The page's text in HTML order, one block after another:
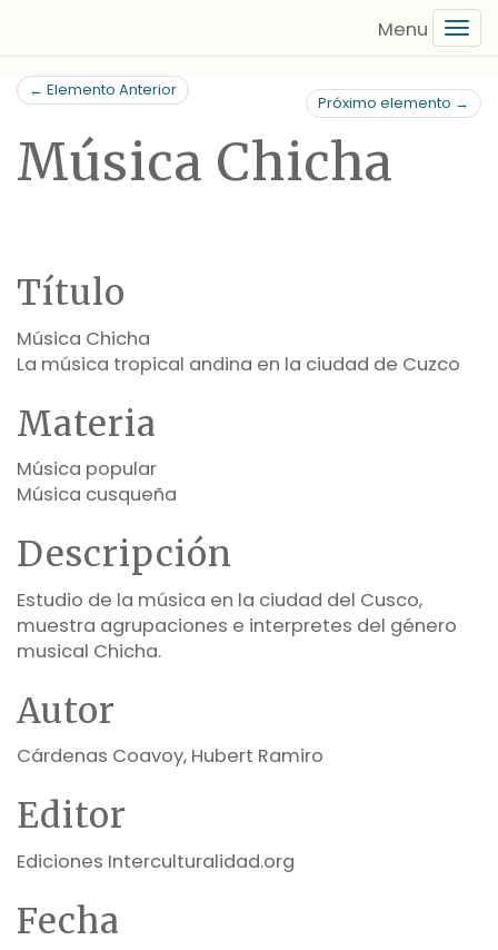
contenido
principal
← Elemento Anterior
Próximo elemento →
Música Chicha
Título
Música Chicha
La música tropical andina en la ciudad de Cuzco
Materia
Música popular
Música cusqueña
Descripción
Estudio de la música en la ciudad del Cusco,
muestra agrupaciones e interpretes del género
musical Chicha.
Autor
Cárdenas Coavoy, Hubert Ramiro
Editor
Ediciones Interculturalidad.org
Fecha